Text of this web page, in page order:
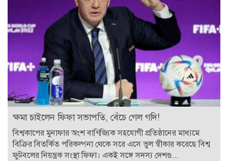
ক্ষমা চাইলেন ফিফা সভাপতি, বেঁচে গেল গদি!
বিশ্বকাপের মুনাফার অংশ বাণিজ্যিক সহযোগী প্রতিষ্ঠানের মাধ্যমে
বিক্রির বিতর্কিত পরিকল্পনা থেকে সরে এসে ভুল স্বীকার করেছে বিশ্ব
ফুটবলের নিয়ন্ত্রক সংস্থা ফিফা। একই সঙ্গে সদস্য দেশগু...